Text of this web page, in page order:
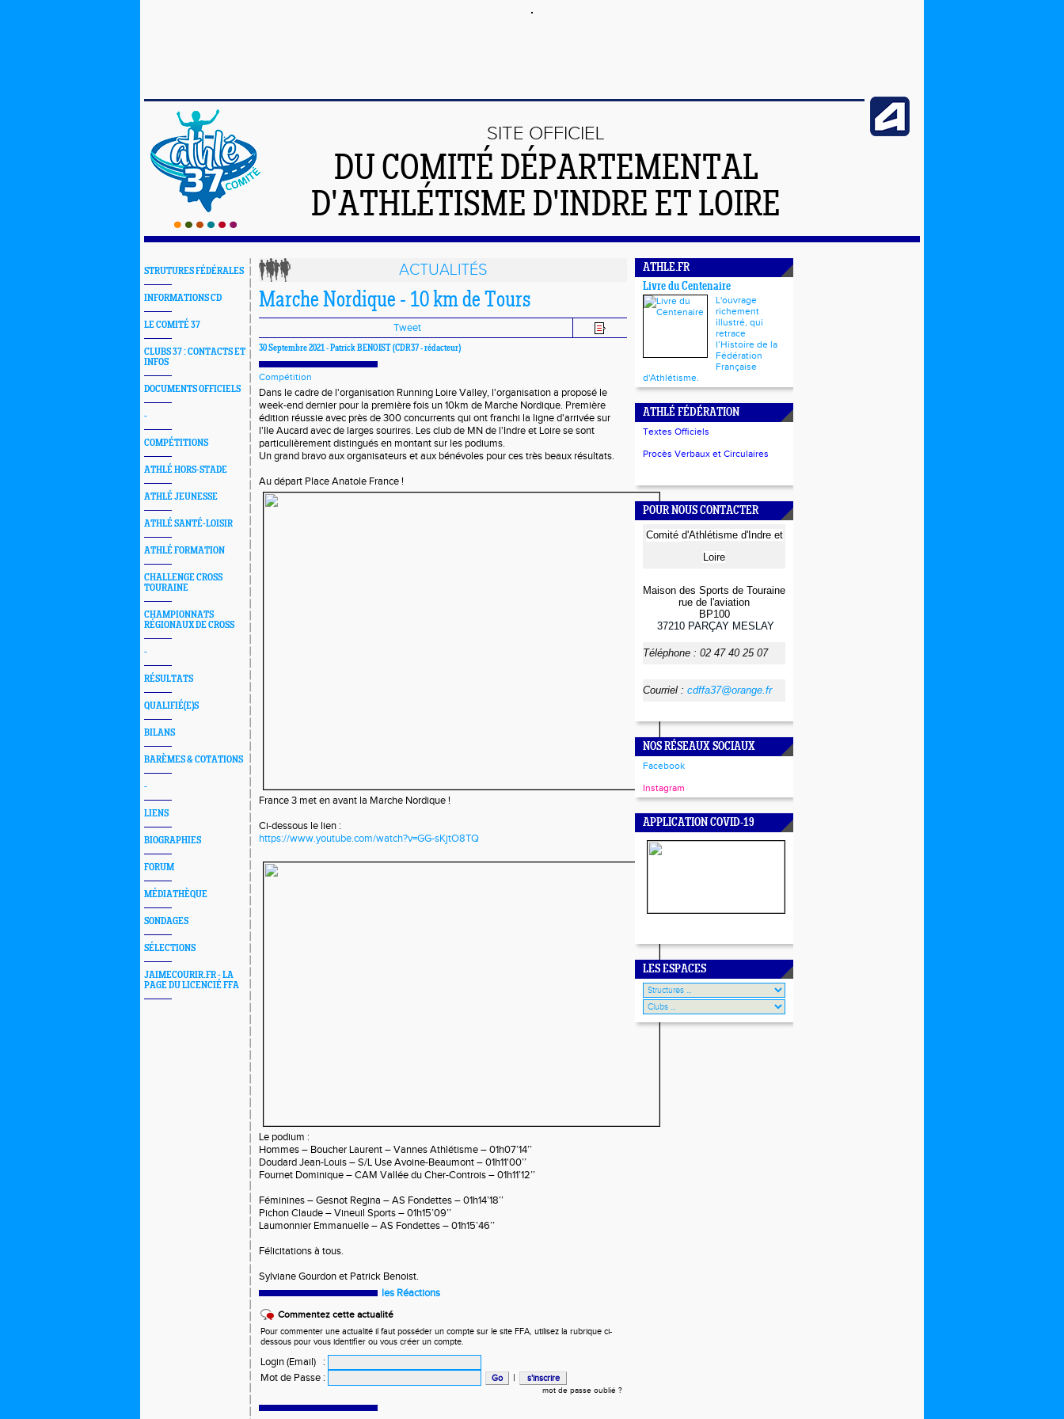
SITE OFFICIEL
DU COMITÉ DÉPARTEMENTAL
D'ATHLÉTISME D'INDRE ET LOIRE
STRUTURES FÉDÉRALES
INFORMATIONS CD
LE COMITÉ 37
CLUBS 37 : CONTACTS ET
INFOS
DOCUMENTS OFFICIELS
-
COMPÉTITIONS
ATHLÉ HORS-STADE
ATHLÉ JEUNESSE
ATHLÉ SANTÉ-LOISIR
ATHLÉ FORMATION
CHALLENGE CROSS
TOURAINE
CHAMPIONNATS
RÉGIONAUX DE CROSS
-
RÉSULTATS
QUALIFIÉ(E)S
BILANS
BARÈMES & COTATIONS
-
LIENS
BIOGRAPHIES
FORUM
MÉDIATHÈQUE
SONDAGES
SÉLECTIONS
JAIMECOURIR.FR - LA
PAGE DU LICENCIÉ FFA
ACTUALITÉS
Marche Nordique - 10 km de Tours
Tweet
30 Septembre 2021 -Patrick BENOIST(CDR37 - rédacteur)
Compétition
Dans le cadre de l'organisation Running Loire Valley, l'organisation a proposé le
week-end dernier pour la première fois un 10km de Marche Nordique. Première
édition réussie avec près de 300 concurrents qui ont franchi la ligne d'arrivée sur
l'Ile Aucard avec de larges sourires. Les club de MN de l'Indre et Loire se sont
particulièrement distingués en montant sur les podiums.
Un grand bravo aux organisateurs et aux bénévoles pour ces très beaux résultats.
Au départ Place Anatole France !
France 3 met en avant la Marche Nordique !
Ci-dessous le lien :
https://www.youtube.com/watch?v=GG-sKjtO8TQ
Le podium :
Hommes – Boucher Laurent – Vannes Athlétisme – 01h07’14’’
Doudard Jean-Louis – S/L Use Avoine-Beaumont – 01h11'00’’
Fournet Dominique – CAM Vallée du Cher-Controis – 01h11’12’’
Féminines – Gesnot Regina – AS Fondettes – 01h14’18’’
Pichon Claude – Vineuil Sports – 01h15’09’’
Laumonnier Emmanuelle – AS Fondettes – 01h15’46’’
Félicitations à tous.
Sylviane Gourdon et Patrick Benoist.
les Réactions
Commentez cette actualité
Pour commenter une actualité il faut posséder un compte sur le site FFA, utilisez la rubrique ci-
dessous pour vous identifier ou vous créer un compte.
Login (Email)
:
Mot de Passe : |
mot de passe oublié ?
ATHLE.FR
Livre du Centenaire
L'ouvrage
richement
illustré, qui
retrace
l’Histoire de la
Fédération
Française
d'Athlétisme.
ATHLÉ FÉDÉRATION
Textes Officiels
Procès Verbaux et Circulaires
POUR NOUS CONTACTER
Comité d'Athlétisme d'Indre et
Loire
Maison des Sports de Touraine
rue de l'aviation
BP100
37210 PARÇAY MESLAY
Téléphone : 02 47 40 25 07
Courriel : cdffa37@orange.fr
NOS RÉSEAUX SOCIAUX
Facebook
Instagram
APPLICATION COVID-19
LES ESPACES